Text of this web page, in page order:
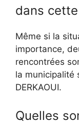
dans
Même si la
importance,
rencontrées
la municipalité
DERKAOUI.
Quelles